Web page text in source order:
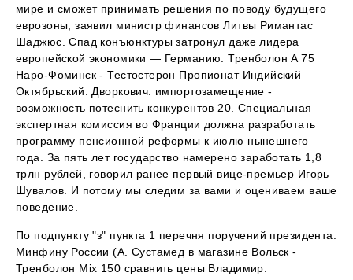
мире и сможет принимать решения по поводу будущего
еврозоны, заявил министр финансов Литвы Римантас
Шаджюс. Спад конъюнктуры затронул даже лидера
европейской экономики — Германию. Тренболон A 75
Наро-Фоминск - Тестостерон Пропионат Индийский
Октябрьский. Дворкович: импортозамещение -
возможность потеснить конкурентов 20. Специальная
экспертная комиссия во Франции должна разработать
программу пенсионной реформы к июлю нынешнего
года. За пять лет государство намерено заработать 1,8
трлн рублей, говорил ранее первый вице-премьер Игорь
Шувалов. И потому мы следим за вами и оцениваем ваше
поведение.
По подпункту "з" пункта 1 перечня поручений президента:
Минфину России (А. Сустамед в магазине Вольск -
Тренболон Mix 150 сравнить цены Владимир: